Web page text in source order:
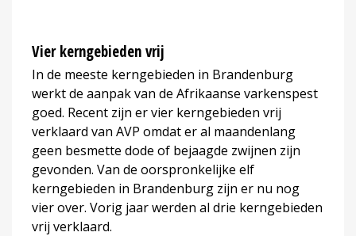
Vier kerngebieden vrij
In de meeste kerngebieden in Brandenburg
werkt de aanpak van de Afrikaanse varkenspest
goed. Recent zijn er vier kerngebieden vrij
verklaard van AVP omdat er al maandenlang
geen besmette dode of bejaagde zwijnen zijn
gevonden. Van de oorspronkelijke elf
kerngebieden in Brandenburg zijn er nu nog
vier over. Vorig jaar werden al drie kerngebieden
vrij verklaard.